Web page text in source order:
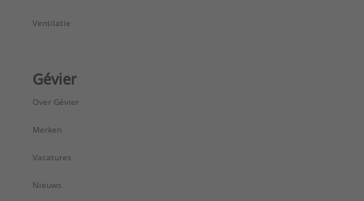
Ventilatie
Gévier
Over Gévier
Merken
Vacatures
Nieuws